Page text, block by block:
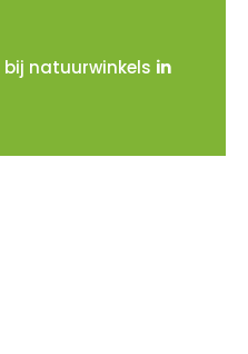
bij natuurwinkels in